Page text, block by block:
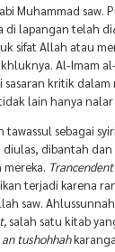
Muhammad saw.
di lapangan telah di
sifat Allah atau
Al-Imam
kritik dalam
lain hanya nalar
sebagai
dibantah
Trancendent
terjadi karena
saw.
salah satu kitab
tushohhah